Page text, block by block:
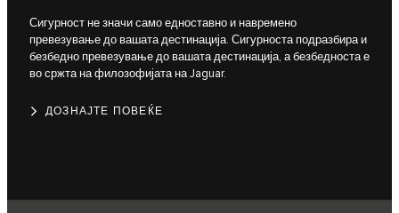
Сигурност не значи само едноставно и навремено
превезување до вашата дестинација. Сигурноста подразбира и
безбедно превезување до вашата дестинација, а безбедноста е
во сржта на филозофијата на Jaguar.
ДОЗНАЈТЕ ПОВЕЌЕ